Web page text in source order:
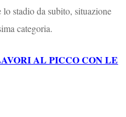
stadio da subito, situazione
categoria.
AL PICCO CON LE